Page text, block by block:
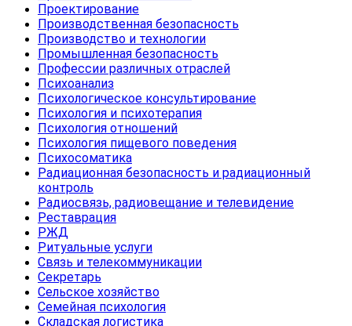
Проектирование
Производственная безопасность
Производство и технологии
Промышленная безопасность
Профессии различных отраслей
Психоанализ
Психологическое консультирование
Психология и психотерапия
Психология отношений
Психология пищевого поведения
Психосоматика
Радиационная безопасность и радиационный
контроль
Радиосвязь, радиовещание и телевидение
Реставрация
РЖД
Ритуальные услуги
Связь и телекоммуникации
Секретарь
Сельское хозяйство
Семейная психология
Складская логистика